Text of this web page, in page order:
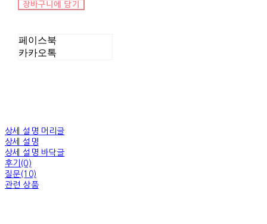
장바구니에 담기
페이스북
카카오톡
상세 설명 머리글
상세 설명
상세 설명 바닥글
후기(0)
질문(10)
관련 상품